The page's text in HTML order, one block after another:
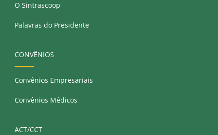
O Sintrascoop
Palavras do Presidente
CONVÊNIOS
Convênios Empresariais
Convênios Médicos
ACT/CCT